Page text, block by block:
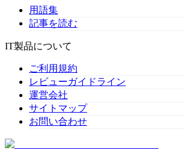
用語集
記事を読む
IT製品について
ご利用規約
レビューガイドライン
運営会社
サイトマップ
お問い合わせ